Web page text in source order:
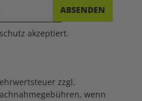
ABSENDEN
akzeptiert.
zzgl.
wenn